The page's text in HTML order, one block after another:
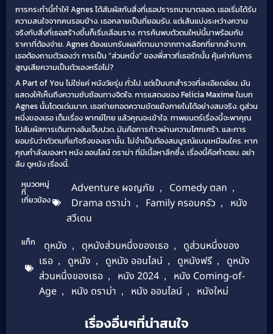
การกระทำนี้ทำให้ Agnes ได้สัมผัสกับสิ่งที่เธอปรารถนามาตลอด. เธอเริ่มได้รับ
ความสนใจจากคนรอบข้าง. เธอกลายเป็นที่ยอมรับ. แต่เส้นแบ่งระหว่างความ
จริงกับสิ่งที่เธอสร้างขึ้นก็เริ่มเลือนราง. การค้นพบตัวตนใหม่นี้มาพร้อมกับ
ราคาที่ต้องจ่าย. Agnes ต้องแบกรับผลที่ตามมาจากทางเลือกที่ยากลำบาก.
เธอต้องถามตัวเองว่า การเป็น “ส่วนหนึ่ง” ของพี่สาวที่เธอรักนั้น คุ้มค่ากับการ
สูญเสียความเป็นตัวเองหรือไม่?
A Part of You ไม่ใช่แค่ หนังวัยรุ่น ทั่วไป. แต่เป็นบทสำรวจที่ละเอียดอ่อน. มัน
แสดงให้เห็นถึงความซับซ้อนทางจิตใจ. การแสดงของ Felicia Maxime ในบท
Agnes นั้นโดดเด่นมาก. เธอถ่ายทอดความขัดแย้งภายในได้อย่างสมจริง. ดูส่วน
หนึ่งของเธอ เต็มเรื่อง พากย์ไทย แล้วคุณจะเข้าใจ. ภาพยนตร์เรื่องนี้จะพาคุณ
ไปสัมผัสการเดินทางอันเจ็บปวด. มันคือการก้าวผ่านความโศกเศร้า. และการ
ยอมรับว่าตัวตนที่แท้จริงของเรานั้น. ไม่จำเป็นต้องสมบูรณ์แบบเหมือนใคร. หาก
คุณกำลังมองหา หนัง ออนไลน์ ดราม่า ที่มีเนื้อหาลึกซึ้ง. เรื่องนี้คือคำตอบ. อย่า
ลืม ดูหนัง เรื่องนี้.
หมวดหมู่
ที่
เกี่ยวข้อง
Adventure ผจญภัย , Comedy ตลก ,
Drama ดราม่า , Family ครอบครัว ,
หนัง
สวีเดน
แท็ก ดุหนัง , ดุหนังส่วนหนึ่งของเธอ ,
ดูส่วนหนึ่งของ
เธอ , ดูหนัง , ดูหนัง ออนไลน์ , ดูหนังฟรี ,
ดูหนัง
ส่วนหนึ่งของเธอ , หนัง 2024 ,
หนัง Coming-of-
Age , หนัง ดราม่า , หนัง ออนไลน์ , หนังใหม่
เรื่องอื่นๆที่น่าสนใจ